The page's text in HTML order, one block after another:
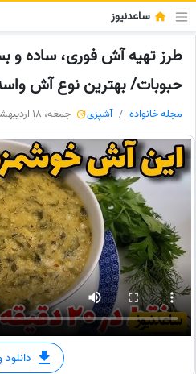
ساعدنیوز
طرز تهیه آش فوری، ساده و
حبوبات/ بهترین نوع آش
مجله خانواده آشپزی جمعه، 18 اردیبهشت 1405
دانلود